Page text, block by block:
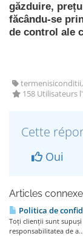
găzduire,
făcându-se
de control ale
158 Utilisateurs
Cette
Oui
Articles
Politica de
Toți clienții sunt
responsabilitatea de a...